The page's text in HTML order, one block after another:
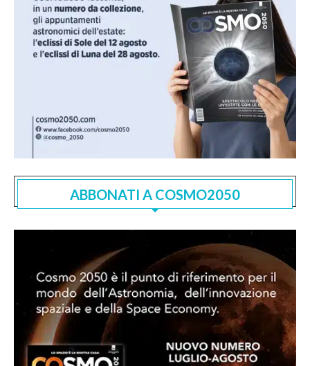
ABBONATI A COSMO2050